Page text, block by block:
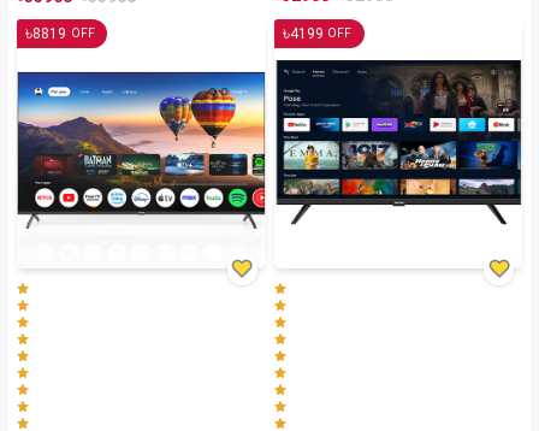
৳8819 OFF ৳4199 OFF